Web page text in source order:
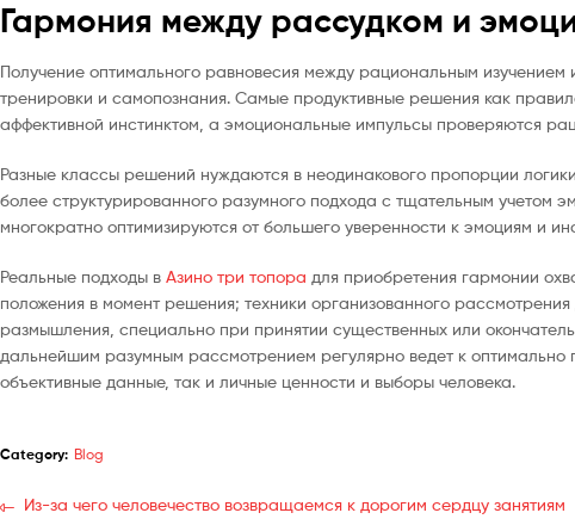
Гармония между рассудком и
Получение оптимального равновесия между рациональным
тренировки и самопознания. Самые продуктивные решения как
аффективной инстинктом, а эмоциональные импульсы проверяются
Разные классы решений нуждаются в неодинакового пропорции
более структурированного разумного подхода с тщательным учетом
многократно оптимизируются от большего уверенности к эмоциям и
Реальные подходы в Азино три топора для приобретения гармонии
положения в момент решения; техники организованного
размышления, специально при принятии существенных или
дальнейшим разумным рассмотрением регулярно ведет к
объективные данные, так и личные ценности и выборы человека.
Category: Blog
Из-за чего человечество возвращаемся к дорогим сердцу занятиям